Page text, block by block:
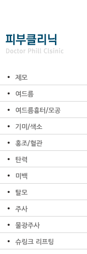
제모
여드름
여드름흉터/모공
기미/색소
홍조/혈관
탄력
미백
탈모
주사
물광주사
슈링크 리프팅